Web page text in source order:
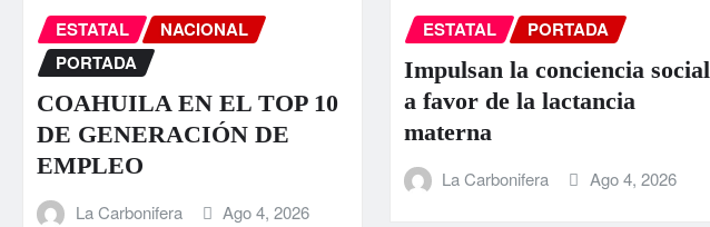
ESTATAL
NACIONAL
PORTADA
COAHUILA EN EL TOP 10
DE GENERACIÓN DE
EMPLEO
La Carbonifera Ago 4, 2026
ESTATAL PORTADA
Impulsan la conciencia social
a favor de la lactancia
materna
La Carbonifera Ago 4, 2026